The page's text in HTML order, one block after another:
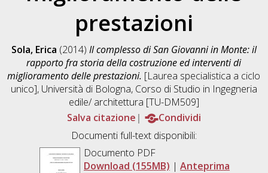
prestazioni
Sola, Erica (2014) Il complesso di San Giovanni in Monte: il
rapporto fra storia della costruzione ed interventi di
miglioramento delle prestazioni. [Laurea specialistica a ciclo
unico], Università di Bologna, Corso di Studio in Ingegneria
edile/ architettura [TU-DM509]
Salva citazione
Condividi
Documenti full-text disponibili:
Documento PDF
Download (155MB) | Anteprima